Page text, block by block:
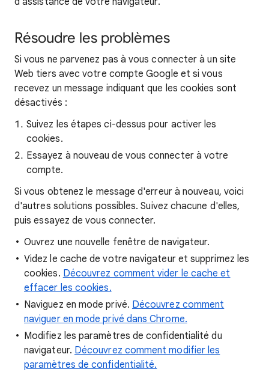
Résoudre les problèmes
Si vous ne parvenez pas à vous connecter à un site
Web tiers avec votre compte Google et si vous
recevez un message indiquant que les cookies sont
désactivés :
Suivez les étapes ci-dessus pour activer les
cookies.
Essayez à nouveau de vous connecter à votre
compte.
Si vous obtenez le message d'erreur à nouveau, voici
d'autres solutions possibles. Suivez chacune d'elles,
puis essayez de vous connecter.
Ouvrez une nouvelle fenêtre de navigateur.
Videz le cache de votre navigateur et supprimez les
cookies. Découvrez comment vider le cache et
effacer les cookies.
Naviguez en mode privé. Découvrez comment
naviguer en mode privé dans Chrome.
Modifiez les paramètres de confidentialité du
navigateur. Découvrez comment modifier les
paramètres de confidentialité.